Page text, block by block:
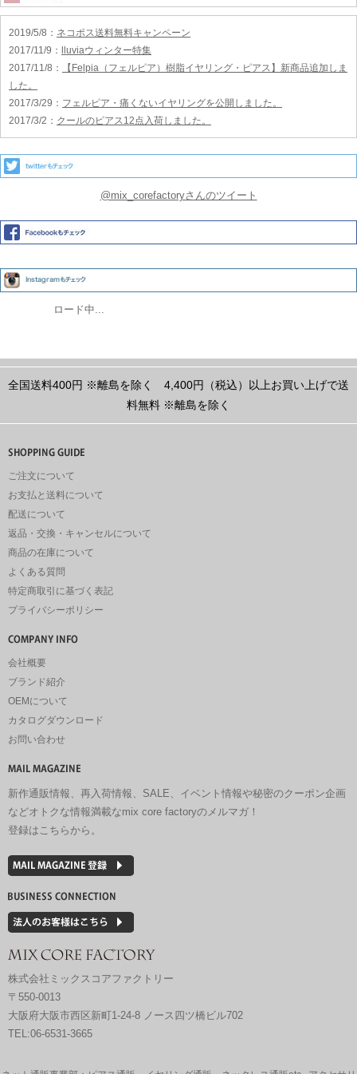
2019/5/8 ： ネコポス送料無料キャンペーン
2017/11/9 ：
lluviaウィンター特集
2017/11/8 ：
【Felpia（フェルピア）樹脂イヤリング・ピアス】新商品追加しま
した。
2017/3/29 ： フェルピア・痛くないイヤリングを公開しました。
2017/3/2 ： クールのピアス12点入荷しました。
@mix_corefactoryさんのツイート
ロード中...
全国送料400円 ※離島を除く
4,400円（税込）以上お買い上げで送
料無料 ※離島を除く
ご注文について
お支払と送料について
配送について
返品・交換・キャンセルについて
商品の在庫について
よくある質問
特定商取引に基づく表記
プライバシーポリシー
会社概要
ブランド紹介
OEMについて
カタログダウンロード
お問い合わせ
新作通販情報、再入荷情報、SALE、イベント情報や秘密のクーポン企画
などオトクな情報満載なmix core factoryのメルマガ！
登録はこちらから。
株式会社ミックスコアファクトリー
〒550-0013
大阪府大阪市西区新町1-24-8 ノース四ツ橋ビル702
TEL:06-6531-3665